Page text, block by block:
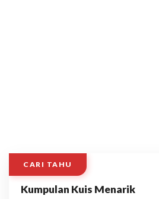
CARI TAHU
Kumpulan Kuis Menarik